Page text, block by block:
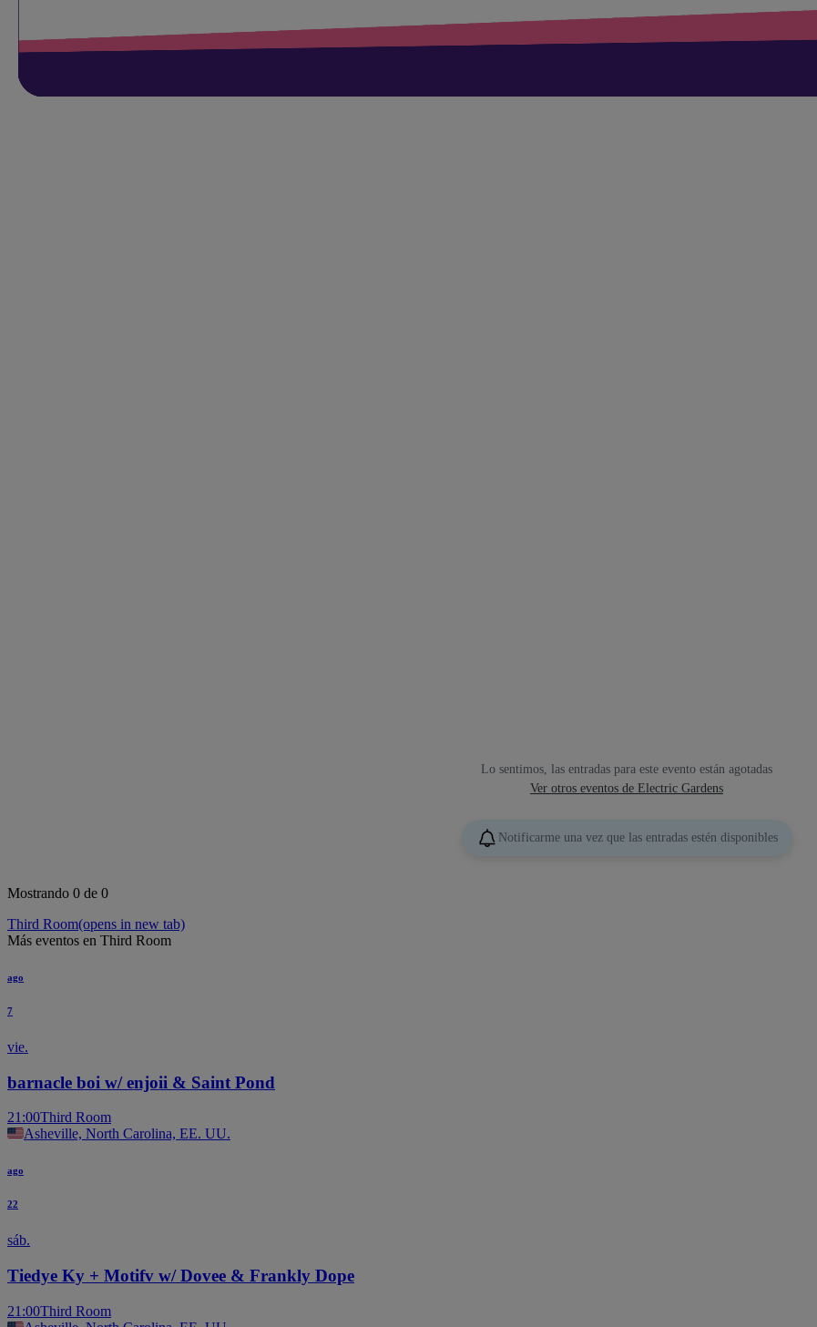
Lo sentimos, las entradas para este evento están agotadas
Ver otros eventos de Electric Gardens
Notificarme una vez que las entradas estén disponibles
Mostrando 0 de 0
Third Room(opens in new tab)
Más eventos en Third Room
ago
7
vie.
barnacle boi w/ enjoii & Saint Pond
21:00Third Room
Asheville, North Carolina, EE. UU.
ago
22
sáb.
Tiedye Ky + Motifv w/ Dovee & Frankly Dope
21:00Third Room